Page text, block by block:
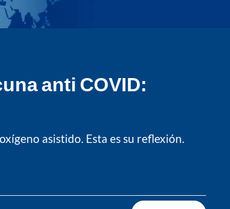
anti COVID:
asistido. Esta es su reflexión.